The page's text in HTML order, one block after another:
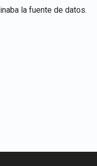
la fuente de datos.